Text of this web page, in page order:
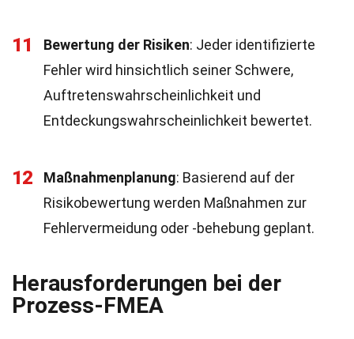
11 Bewertung der Risiken: Jeder identifizierte
Fehler wird hinsichtlich seiner Schwere,
Auftretenswahrscheinlichkeit und
Entdeckungswahrscheinlichkeit bewertet.
12 Maßnahmenplanung: Basierend auf der
Risikobewertung werden Maßnahmen zur
Fehlervermeidung oder -behebung geplant.
Herausforderungen bei der
Prozess-FMEA